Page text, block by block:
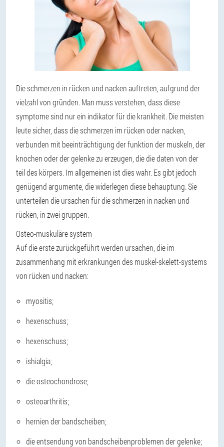
Die schmerzen in rücken und nacken auftreten, aufgrund der
vielzahl von gründen. Man muss verstehen, dass diese
symptome sind nur ein indikator für die krankheit. Die meisten
leute sicher, dass die schmerzen im rücken oder nacken,
verbunden mit beeinträchtigung der funktion der muskeln, der
knochen oder der gelenke zu erzeugen, die die daten von der
teil des körpers. Im allgemeinen ist dies wahr. Es gibt jedoch
genügend argumente, die widerlegen diese behauptung. Sie
unterteilen die ursachen für die schmerzen in nacken und
rücken, in zwei gruppen.
Osteo-muskuläre system
Auf die erste zurückgeführt werden ursachen, die im
zusammenhang mit erkrankungen des muskel-skelett-systems
von rücken und nacken:
myositis;
hexenschuss;
hexenschuss;
ishialgia;
die osteochondrose;
osteoarthritis;
hernien der bandscheiben;
die entsendung von bandscheibenproblemen der gelenke;